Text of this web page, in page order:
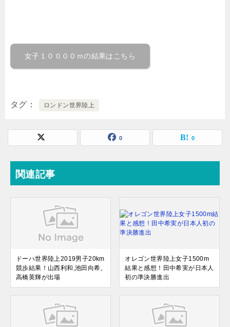
女子１００００ｍの結果はこちら
タグ ロンドン世界陸上
0 0
関連記事
ドーハ世界陸上2019男子20km
競歩結果！山西利和,池田向希,
高橋英輝が出場
オレゴン世界陸上女子1500m
結果と感想！田中希実が日本人
初の準決勝進出